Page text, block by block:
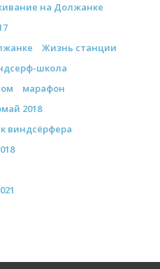
на Должанке
Жизнь станции
школа
марафон
2018
виндсёрфера